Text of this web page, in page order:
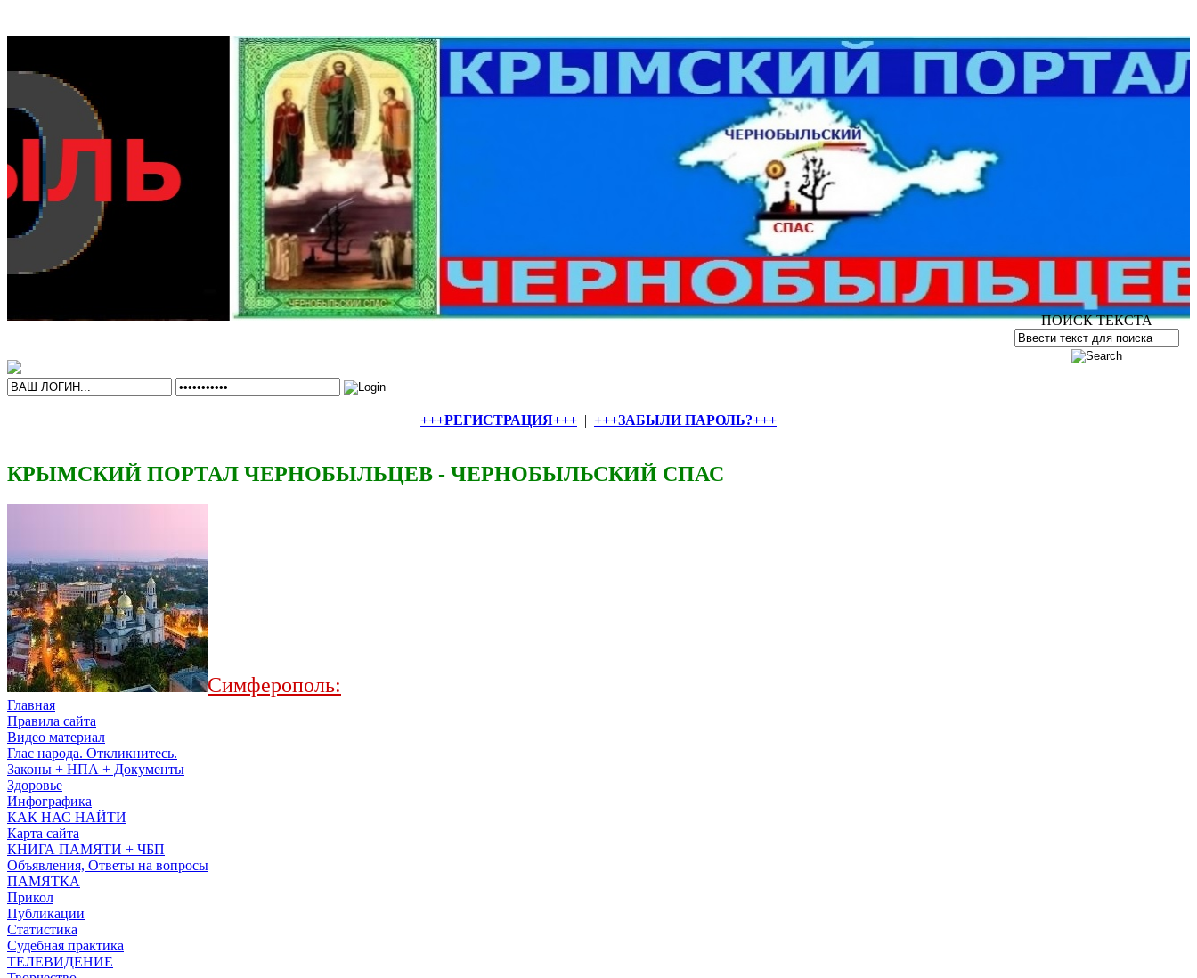
+++РЕГИСТРАЦИЯ+++ | +++ЗАБЫЛИ ПАРОЛЬ?+++
КРЫМСКИЙ ПОРТАЛ ЧЕРНОБЫЛЬЦЕВ - ЧЕРНОБЫЛЬСКИЙ СПАС
ПОИСК ТЕКСТА
Симферополь:
Главная
Правила сайта
Видео материал
Глас народа. Откликнитесь.
Законы + НПА + Документы
Здоровье
Инфографика
КАК НАС НАЙТИ
Карта сайта
КНИГА ПАМЯТИ + ЧБП
Объявления, Ответы на вопросы
ПАМЯТКА
Прикол
Публикации
Статистика
Судебная практика
ТЕЛЕВИДЕНИЕ